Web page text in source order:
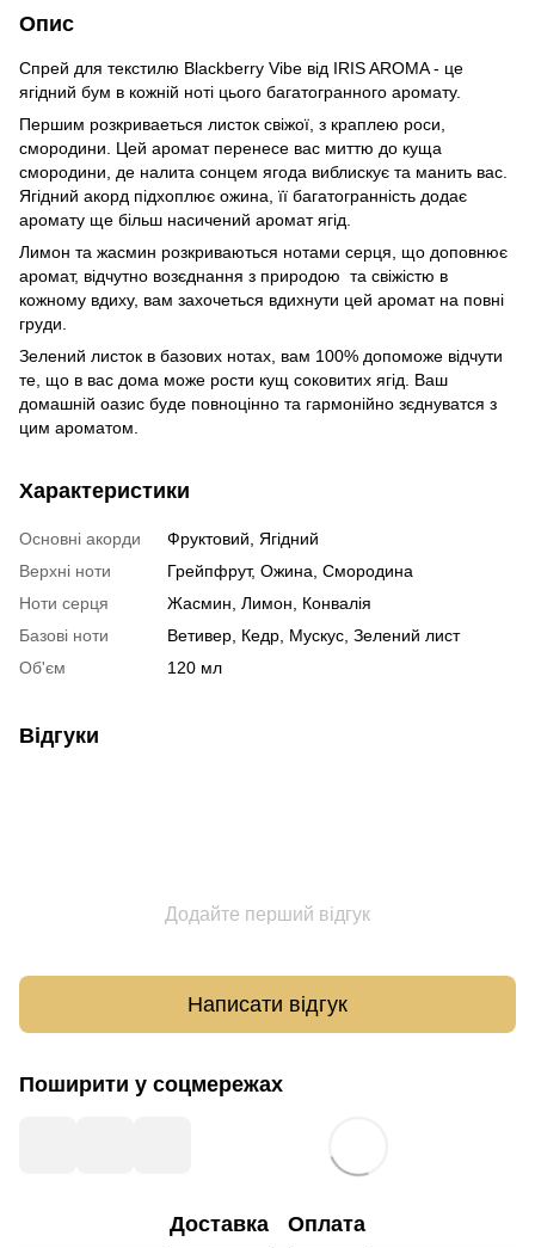
Опис
Спрей для текстилю Blackberry Vibe від IRIS AROMA - це
ягідний бум в кожній ноті цього багатогранного аромату.
Першим розкриваеться листок свіжої, з краплею роси,
смородини. Цей аромат перенесе вас миттю до куща
смородини, де налита сонцем ягода виблискує та манить вас.
Ягідний акорд підхоплює ожина, її багатогранність додає
аромату ще більш насичений аромат ягід.
Лимон та жасмин розкриваються нотами серця, що доповнює
аромат, відчутно возєднання з природою та свіжістю в
кожному вдиху, вам захочеться вдихнути цей аромат на повні
груди.
Зелений листок в базових нотах, вам 100% допоможе відчути
те, що в вас дома може рости кущ соковитих ягід. Ваш
домашній оазис буде повноцінно та гармонійно зєднуватся з
цим ароматом.
Характеристики
Основні акорди
Фруктовий, Ягідний
Верхні ноти
Грейпфрут, Ожина, Смородина
Ноти серця
Жасмин, Лимон, Конвалія
Базові ноти
Ветивер, Кедр, Мускус, Зелений лист
Об'єм
120 мл
Відгуки
Додайте перший відгук
Написати відгук
Поширити у соцмережах
Доставка Оплата